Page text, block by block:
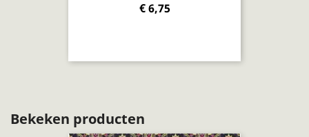
€ 6,75
Bekeken producten